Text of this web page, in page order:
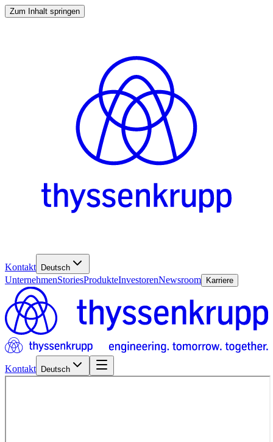
Zum Inhalt springen
Kontakt Deutsch
UnternehmenStoriesProdukteInvestorenNewsroom Karriere
Kontakt Deutsch